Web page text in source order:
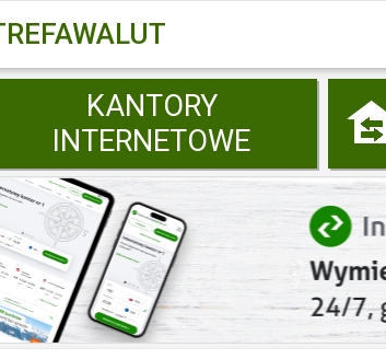
KANTORY
INTERNETOWE